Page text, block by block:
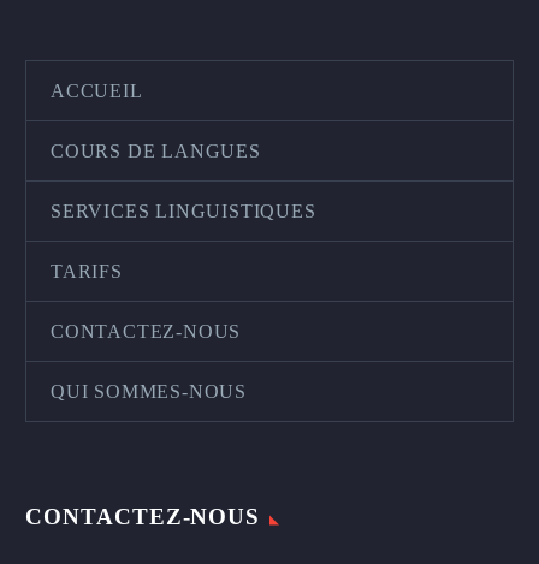
ACCUEIL
COURS DE LANGUES
SERVICES LINGUISTIQUES
TARIFS
CONTACTEZ-NOUS
QUI SOMMES-NOUS
CONTACTEZ-NOUS